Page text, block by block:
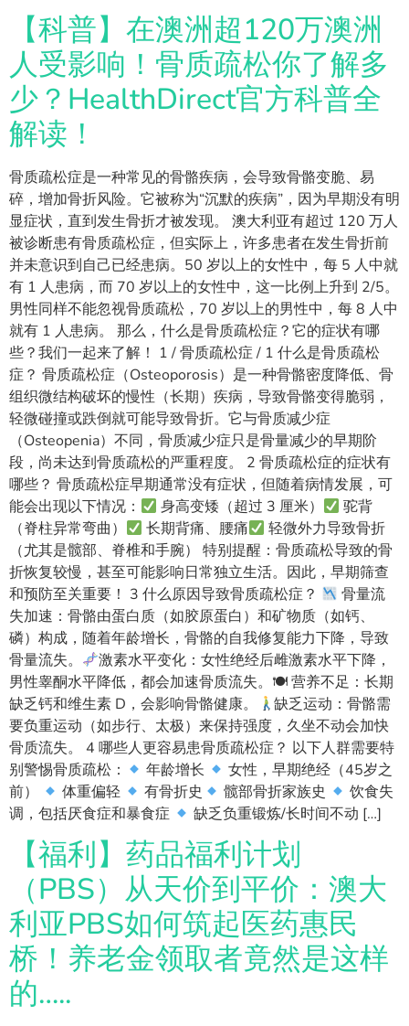
【科普】在澳洲超120万澳洲
人受影响！骨质疏松你了解多
少？HealthDirect官方科普全
解读！
骨质疏松症是一种常见的骨骼疾病，会导致骨骼变脆、易
碎，增加骨折风险。它被称为“沉默的疾病”，因为早期没有明
显症状，直到发生骨折才被发现。 澳大利亚有超过 120 万人
被诊断患有骨质疏松症，但实际上，许多患者在发生骨折前
并未意识到自己已经患病。50 岁以上的女性中，每 5 人中就
有 1 人患病，而 70 岁以上的女性中，这一比例上升到 2/5。
男性同样不能忽视骨质疏松，70 岁以上的男性中，每 8 人中
就有 1 人患病。 那么，什么是骨质疏松症？它的症状有哪
些？我们一起来了解！ 1 / 骨质疏松症 / 1 什么是骨质疏松
症？ 骨质疏松症（Osteoporosis）是一种骨骼密度降低、骨
组织微结构破坏的慢性（长期）疾病，导致骨骼变得脆弱，
轻微碰撞或跌倒就可能导致骨折。它与骨质减少症
（Osteopenia）不同，骨质减少症只是骨量减少的早期阶
段，尚未达到骨质疏松的严重程度。 2 骨质疏松症的症状有
哪些？ 骨质疏松症早期通常没有症状，但随着病情发展，可
能会出现以下情况：
身高变矮（超过 3 厘米）
驼背
（脊柱异常弯曲）
长期背痛、腰痛
轻微外力导致骨折
（尤其是髋部、脊椎和手腕） 特别提醒：骨质疏松导致的骨
折恢复较慢，甚至可能影响日常独立生活。因此，早期筛查
和预防至关重要！ 3 什么原因导致骨质疏松症？
骨量流
失加速：骨骼由蛋白质（如胶原蛋白）和矿物质（如钙、
磷）构成，随着年龄增长，骨骼的自我修复能力下降，导致
骨量流失。
激素水平变化：女性绝经后雌激素水平下降，
男性睾酮水平降低，都会加速骨质流失。🍽 营养不足：长期
缺乏钙和维生素 D，会影响骨骼健康。
缺乏运动：骨骼需
要负重运动（如步行、太极）来保持强度，久坐不动会加快
骨质流失。 4 哪些人更容易患骨质疏松症？ 以下人群需要特
别警惕骨质疏松：
年龄增长
女性，早期绝经（45岁之
前）
体重偏轻 有骨折史 髋部骨折家族史
饮食失
调，包括厌食症和暴食症
缺乏负重锻炼/长时间不动 […]
【福利】药品福利计划
（PBS）从天价到平价：澳大
利亚PBS如何筑起医药惠民
桥！养老金领取者竟然是这样
的…..